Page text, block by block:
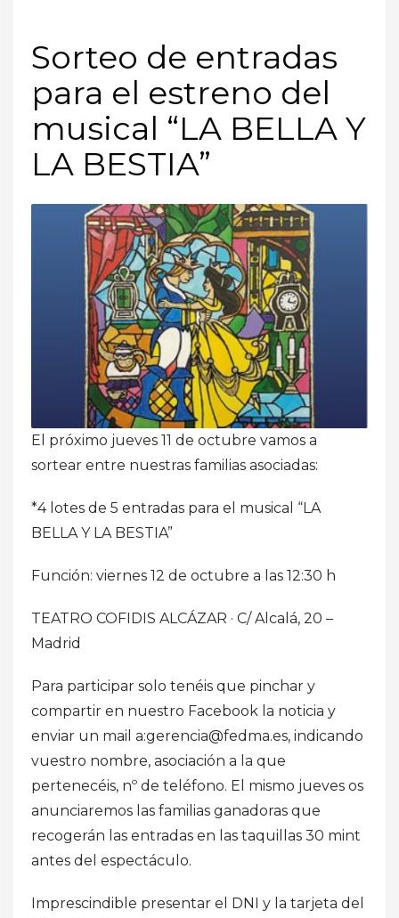
Sorteo de entradas
para el estreno del
musical “LA BELLA Y
LA BESTIA”
El próximo jueves 11 de octubre vamos a
sortear entre nuestras familias asociadas:
*4 lotes de 5 entradas para el musical “LA
BELLA Y LA BESTIA”
Función: viernes 12 de octubre a las 12:30 h
TEATRO COFIDIS ALCÁZAR · C/ Alcalá, 20 –
Madrid
Para participar solo tenéis que pinchar y
compartir en nuestro Facebook la noticia y
enviar un mail a:gerencia@fedma.es, indicando
vuestro nombre, asociación a la que
pertenecéis, nº de teléfono. El mismo jueves os
anunciaremos las familias ganadoras que
recogerán las entradas en las taquillas 30 mint
antes del espectáculo.
Imprescindible presentar el DNI y la tarjeta del